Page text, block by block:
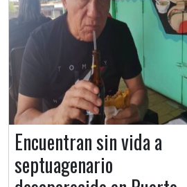
Encuentran sin vida a
septuagenario